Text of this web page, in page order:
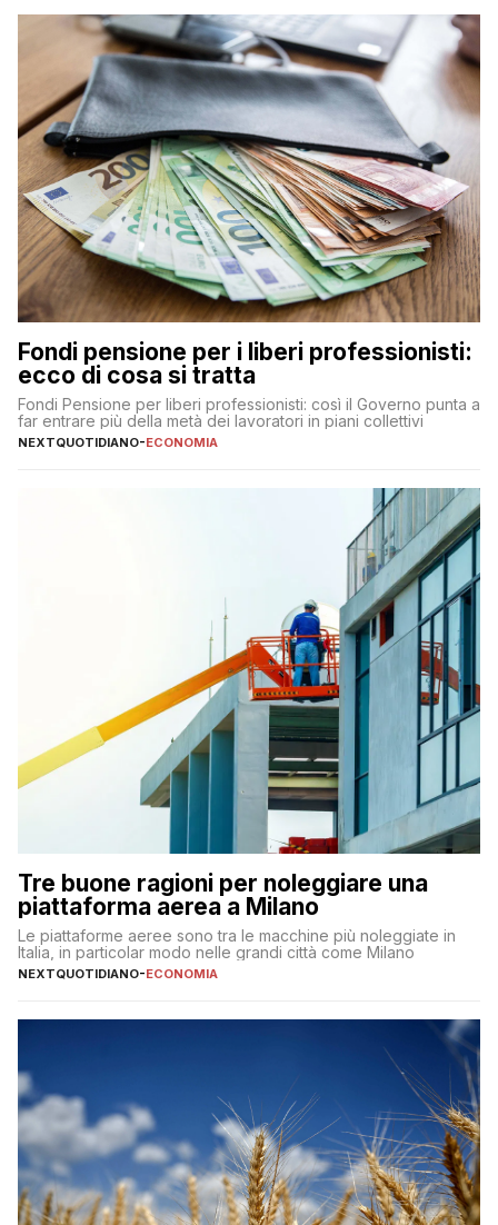
Fondi pensione per i liberi professionisti:
ecco di cosa si tratta
Fondi Pensione per liberi professionisti: così il Governo punta a
far entrare più della metà dei lavoratori in piani collettivi
NEXTQUOTIDIANO-ECONOMIA
Tre buone ragioni per noleggiare una
piattaforma aerea a Milano
Le piattaforme aeree sono tra le macchine più noleggiate in
Italia, in particolar modo nelle grandi città come Milano
NEXTQUOTIDIANO-ECONOMIA